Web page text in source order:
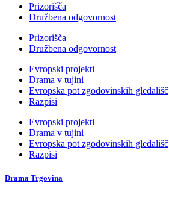
Prizorišča
Družbena odgovornost
Prizorišča
Družbena odgovornost
Evropski projekti
Drama v tujini
Evropska pot zgodovinskih gledališč
Razpisi
Evropski projekti
Drama v tujini
Evropska pot zgodovinskih gledališč
Razpisi
Drama Trgovina